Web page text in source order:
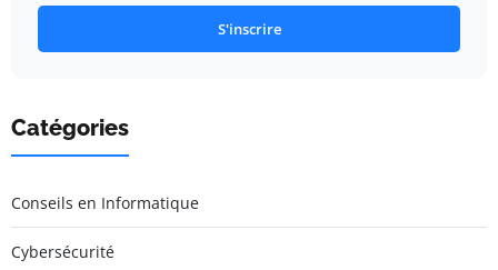
S'inscrire
Catégories
Conseils en Informatique
Cybersécurité